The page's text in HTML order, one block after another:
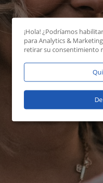
¡Hola! ¿Podríamos
paraAnalytics & Marketing
retirar su consentimiento